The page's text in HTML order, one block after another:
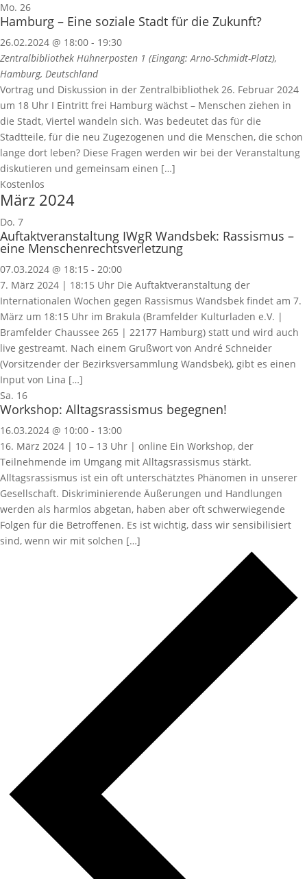
Mo. 26
Hamburg – Eine soziale Stadt für die Zukunft?
26.02.2024 @ 18:00 - 19:30
Zentralbibliothek Hühnerposten 1 (Eingang: Arno-Schmidt-Platz),
Hamburg, Deutschland
Vortrag und Diskussion in der Zentralbibliothek 26. Februar 2024
um 18 Uhr I Eintritt frei Hamburg wächst – Menschen ziehen in
die Stadt, Viertel wandeln sich. Was bedeutet das für die
Stadtteile, für die neu Zugezogenen und die Menschen, die schon
lange dort leben? Diese Fragen werden wir bei der Veranstaltung
diskutieren und gemeinsam einen […]
Kostenlos
März 2024
Do. 7
Auftaktveranstaltung IWgR Wandsbek: Rassismus –
eine Menschenrechtsverletzung
07.03.2024 @ 18:15 - 20:00
7. März 2024 | 18:15 Uhr Die Auftaktveranstaltung der
Internationalen Wochen gegen Rassismus Wandsbek findet am 7.
März um 18:15 Uhr im Brakula (Bramfelder Kulturladen e.V. |
Bramfelder Chaussee 265 | 22177 Hamburg) statt und wird auch
live gestreamt. Nach einem Grußwort von André Schneider
(Vorsitzender der Bezirksversammlung Wandsbek), gibt es einen
Input von Lina […]
Sa. 16
Workshop: Alltagsrassismus begegnen!
16.03.2024 @ 10:00 - 13:00
16. März 2024 | 10 – 13 Uhr | online Ein Workshop, der
Teilnehmende im Umgang mit Alltagsrassismus stärkt.
Alltagsrassismus ist ein oft unterschätztes Phänomen in unserer
Gesellschaft. Diskriminierende Äußerungen und Handlungen
werden als harmlos abgetan, haben aber oft schwerwiegende
Folgen für die Betroffenen. Es ist wichtig, dass wir sensibilisiert
sind, wenn wir mit solchen […]